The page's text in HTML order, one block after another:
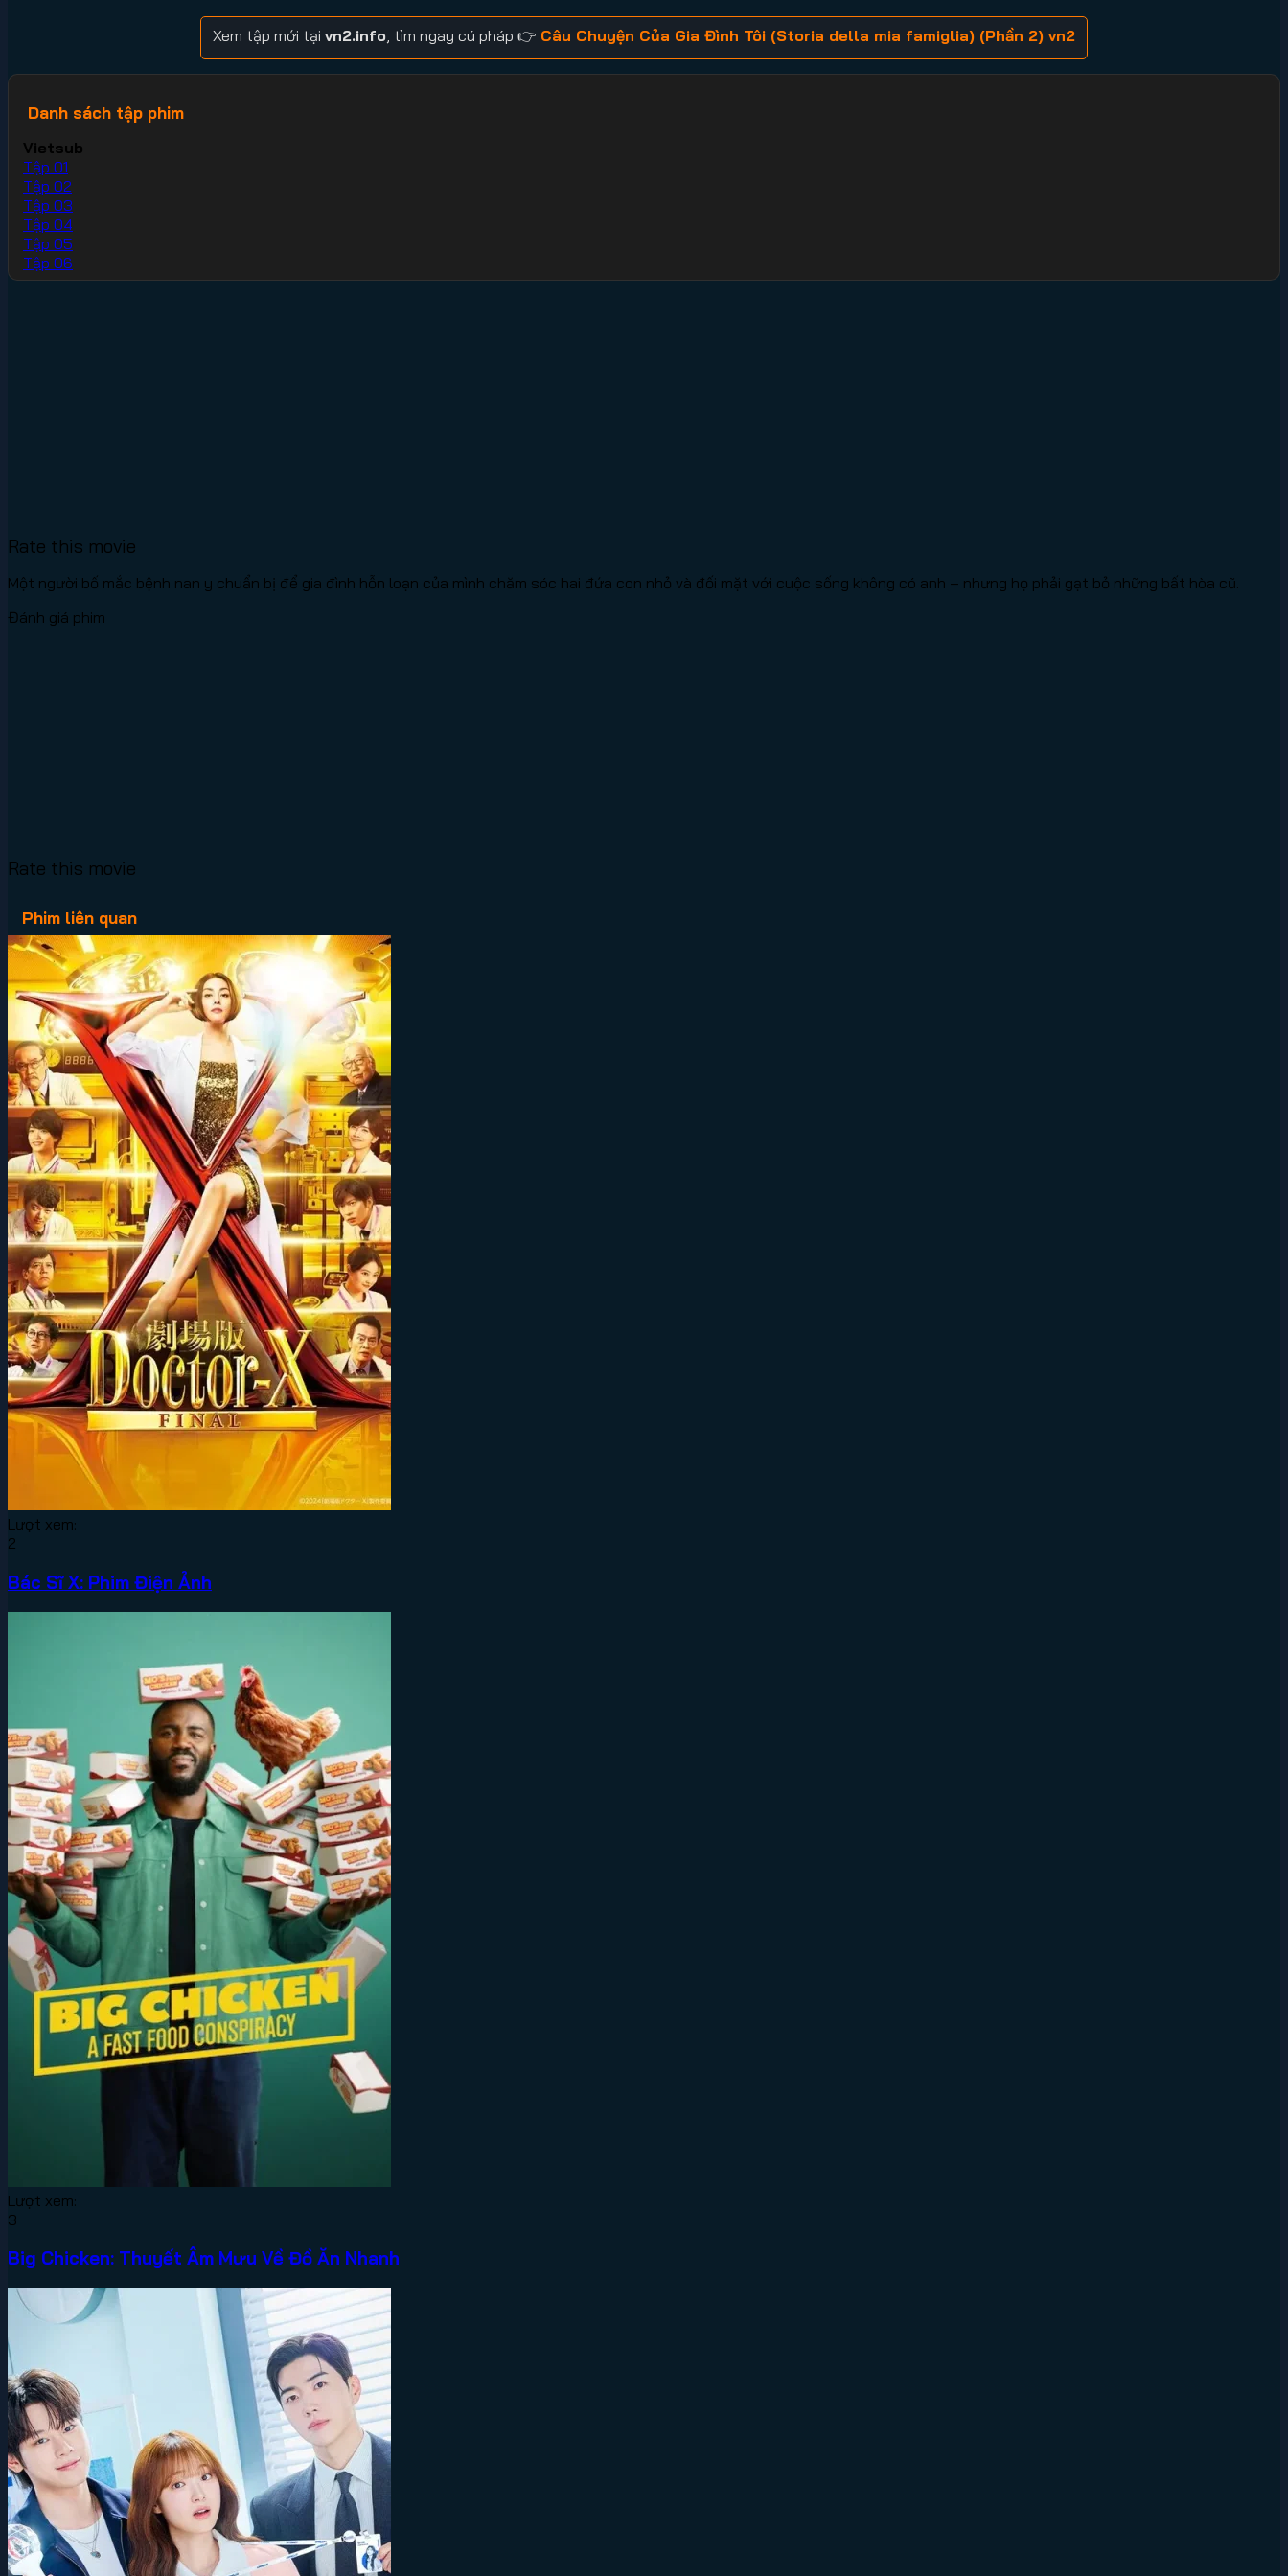
Xem tập mới tại vn2.info , tìm ngay cú pháp 👉 Câu Chuyện Của Gia Đình Tôi (Storia della mia famiglia) (Phần 2) vn2
Danh sách tập phim
Vietsub
Tập 01
Tập 02
Tập 03
Tập 04
Tập 05
Tập 06
Rate this movie
Một người bố mắc bệnh nan y chuẩn bị để gia đình hỗn loạn của mình chăm sóc hai đứa con nhỏ và đối mặt với cuộc sống không có anh – nhưng họ phải gạt bỏ những bất hòa cũ.
Đánh giá phim
Rate this movie
Phim liên quan
Lượt xem:
2
Bác Sĩ X: Phim Điện Ảnh
Lượt xem:
3
Big Chicken: Thuyết Âm Mưu Về Đồ Ăn Nhanh